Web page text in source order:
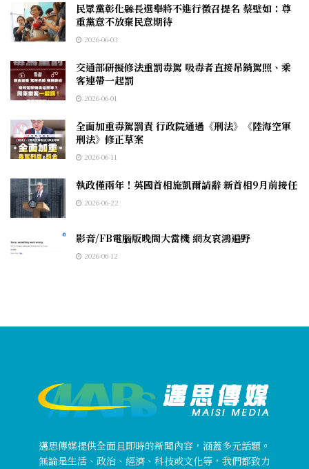
民眾黨彰化縣長選舉將不進行徵召提名 蔡壁如：尊
重黨意不放棄民意期待
2026-06-03
交通部研擬修法重罰毒駕 吸毒者直接吊銷駕照、乘
客連帶一起罰
2026-06-01
全面加重毒駕罰責 行政院通過《刑法》《陸海空軍
刑法》修正草案
2026-06-11
執政僅兩年！英國首相施凱爾請辭 新首相9月前接任
2026-06-22
影音/FB電腦版晚間大當機 網友哀鴻遍野
2026-06-12
邁思傳媒提供全面且即時的新聞內容，涵蓋多元話題。
無論是生活、政治、經濟、科技或文化等，我們都致力